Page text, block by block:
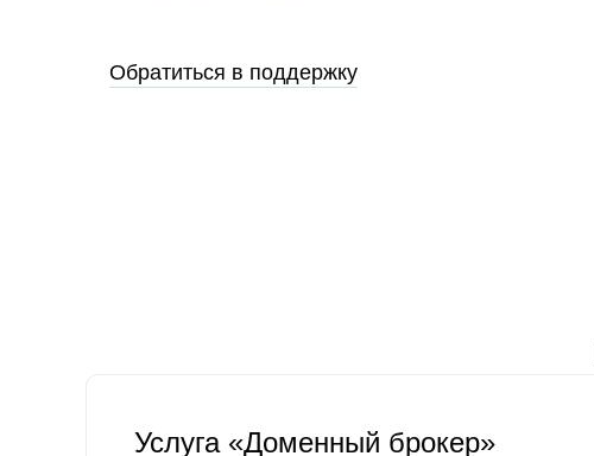
Обратиться в поддержку
Услуга «Доменный брокер»